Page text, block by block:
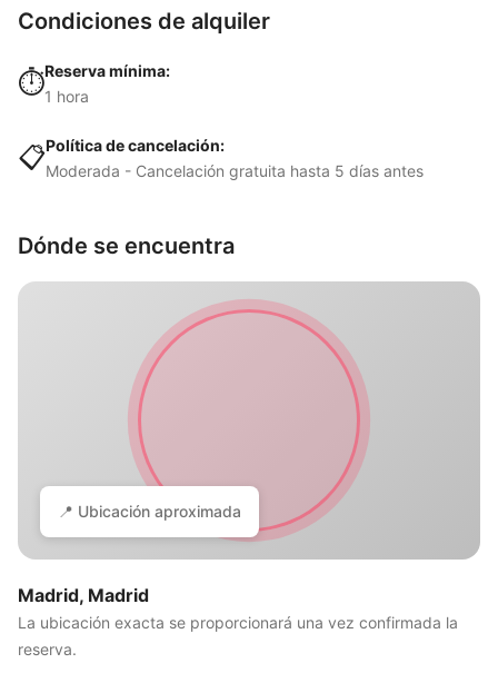
Condiciones de alquiler
⏱️Reserva mínima:
1 hora
📋Política de cancelación:
Moderada - Cancelación gratuita hasta 5 días antes
Dónde se encuentra
📍 Ubicación aproximada
Madrid, Madrid
La ubicación exacta se proporcionará una vez confirmada la
reserva.